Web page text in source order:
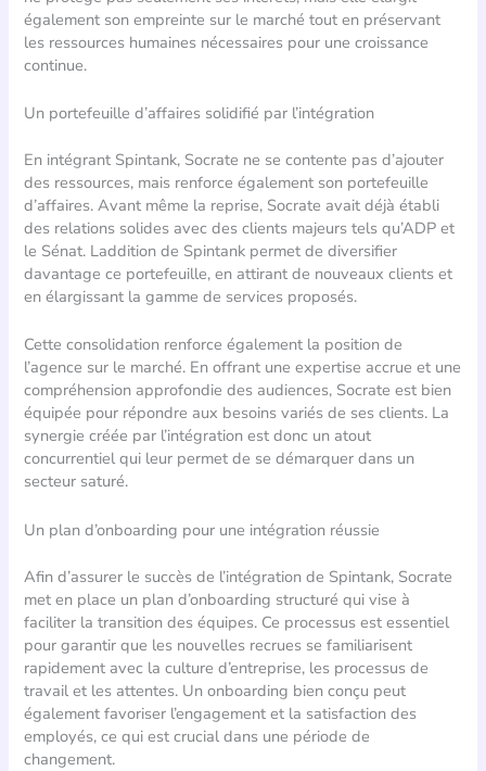
également son empreinte sur le marché tout en préservant
les ressources humaines nécessaires pour une croissance
continue.
Un portefeuille d’affaires solidifié par l’intégration
En intégrant Spintank, Socrate ne se contente pas d’ajouter
des ressources, mais renforce également son portefeuille
d’affaires. Avant même la reprise, Socrate avait déjà établi
des relations solides avec des clients majeurs tels qu’ADP et
le Sénat. Laddition de Spintank permet de diversifier
davantage ce portefeuille, en attirant de nouveaux clients et
en élargissant la gamme de services proposés.
Cette consolidation renforce également la position de
l’agence sur le marché. En offrant une expertise accrue et une
compréhension approfondie des audiences, Socrate est bien
équipée pour répondre aux besoins variés de ses clients. La
synergie créée par l’intégration est donc un atout
concurrentiel qui leur permet de se démarquer dans un
secteur saturé.
Un plan d’onboarding pour une intégration réussie
Afin d’assurer le succès de l’intégration de Spintank, Socrate
met en place un plan d’onboarding structuré qui vise à
faciliter la transition des équipes. Ce processus est essentiel
pour garantir que les nouvelles recrues se familiarisent
rapidement avec la culture d’entreprise, les processus de
travail et les attentes. Un onboarding bien conçu peut
également favoriser l’engagement et la satisfaction des
employés, ce qui est crucial dans une période de
changement.